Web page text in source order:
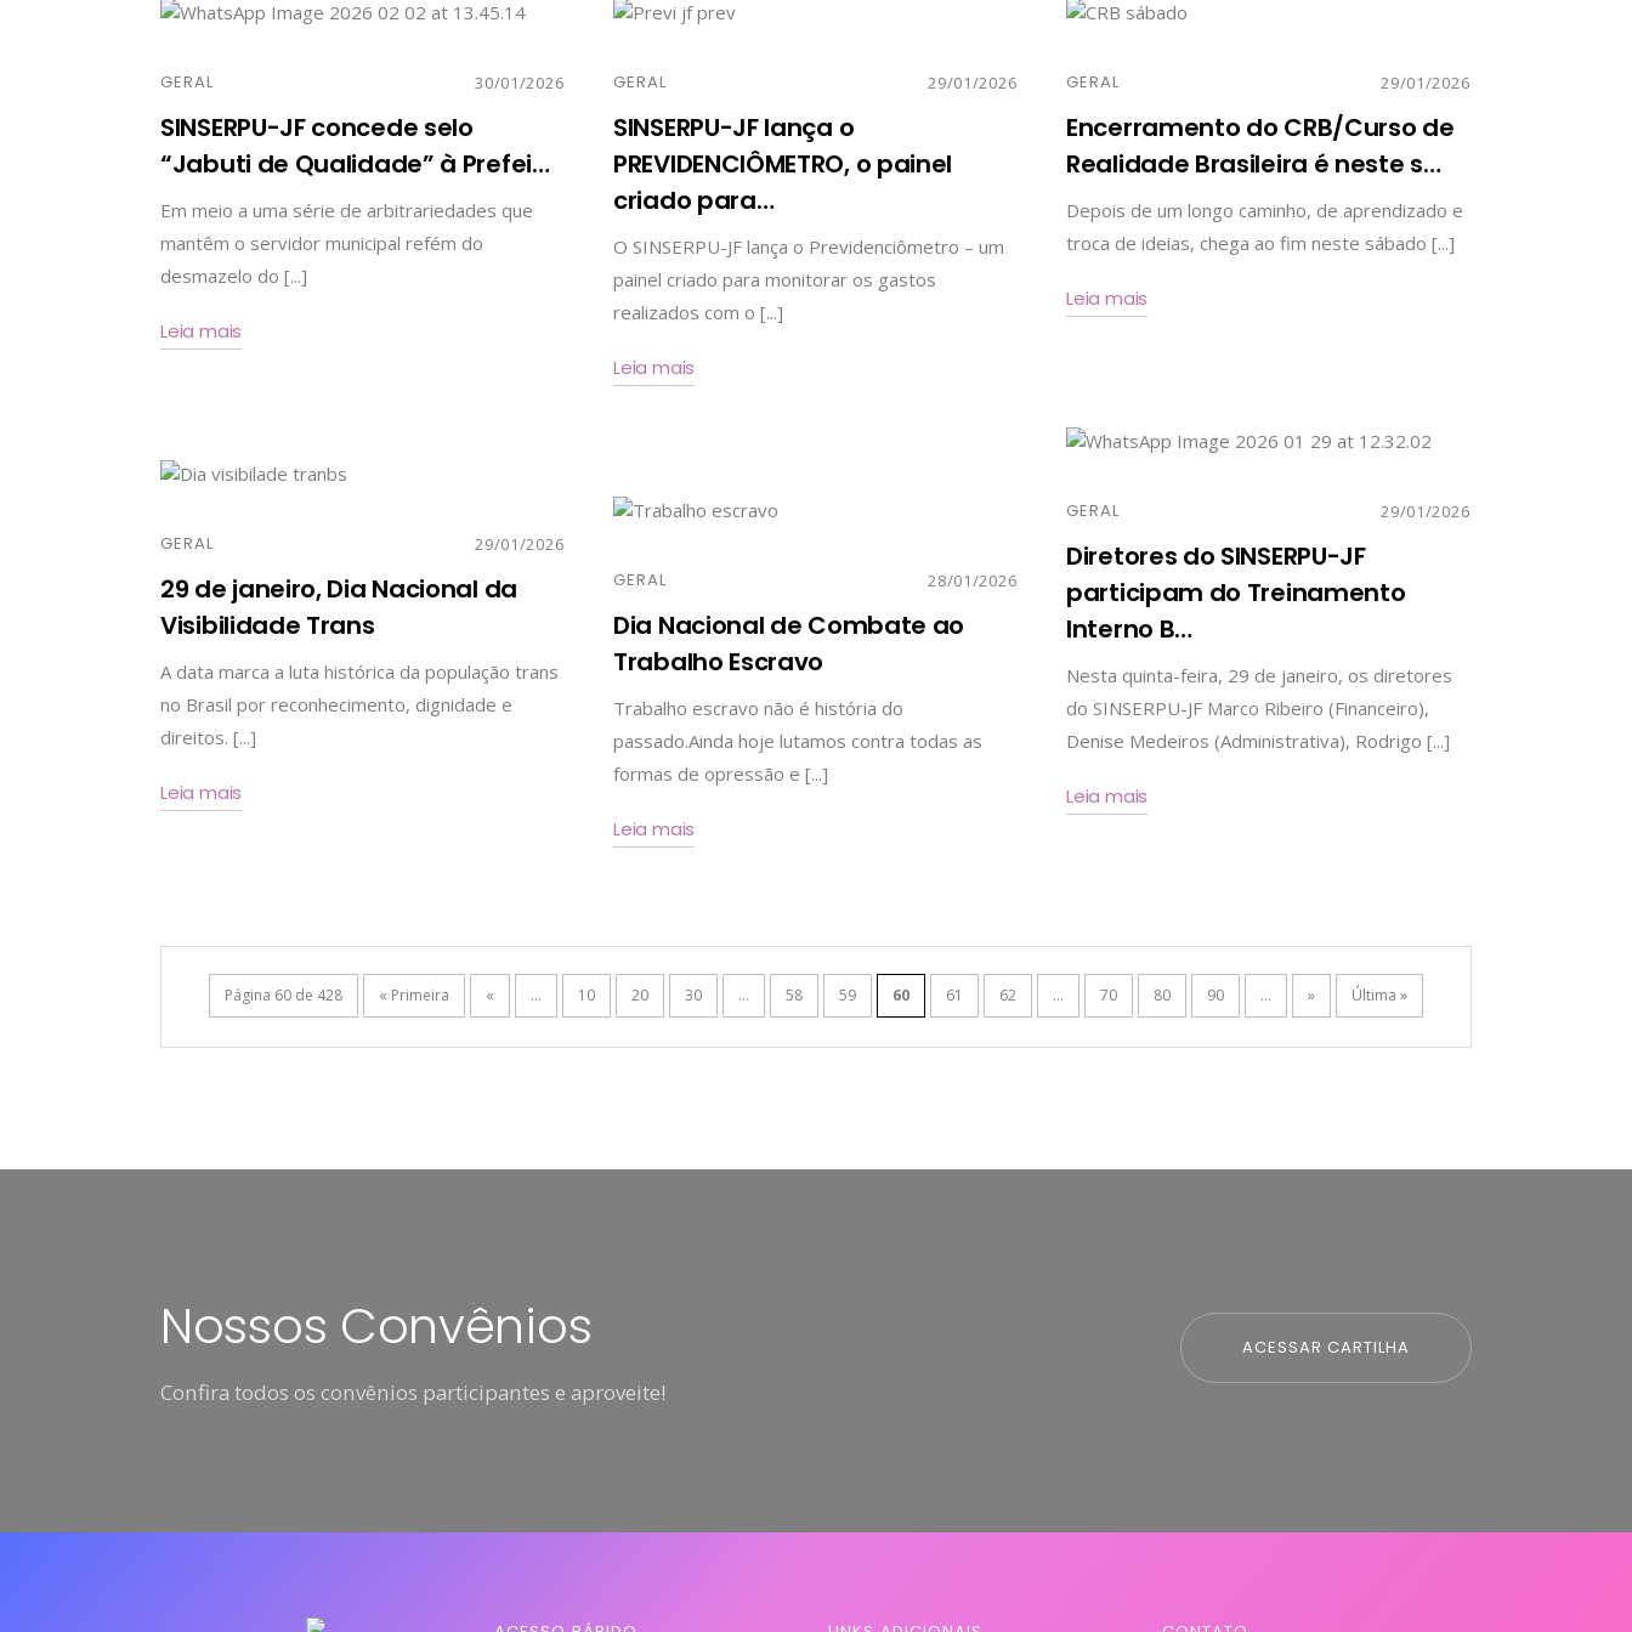
GERAL 30/01/2026
SINSERPU-JF concede selo
“Jabuti de Qualidade” à Prefei…
Em meio a uma série de arbitrariedades que
mantêm o servidor municipal refém do
desmazelo do [...]
Leia mais
GERAL 29/01/2026
SINSERPU-JF lança o
PREVIDENCIÔMETRO, o painel
criado para…
O SINSERPU-JF lança o Previdenciômetro – um
painel criado para monitorar os gastos
realizados com o [...]
Leia mais
GERAL 29/01/2026
Encerramento do CRB/Curso de
Realidade Brasileira é neste s…
Depois de um longo caminho, de aprendizado e
troca de ideias, chega ao fim neste sábado [...]
Leia mais
GERAL 29/01/2026
Diretores do SINSERPU-JF
participam do Treinamento
Interno B…
Nesta quinta-feira, 29 de janeiro, os diretores
do SINSERPU-JF Marco Ribeiro (Financeiro),
Denise Medeiros (Administrativa), Rodrigo [...]
Leia mais
GERAL 29/01/2026
29 de janeiro, Dia Nacional da
Visibilidade Trans
A data marca a luta histórica da população trans
no Brasil por reconhecimento, dignidade e
direitos. [...]
Leia mais
GERAL 28/01/2026
Dia Nacional de Combate ao
Trabalho Escravo
Trabalho escravo não é história do
passado.Ainda hoje lutamos contra todas as
formas de opressão e [...]
Leia mais
Página 60 de 428 « Primeira « ... 10 20 30 ... 58 59 60 61 62 ... 70 80 90 ... » Última »
Nossos Convênios
Confira todos os convênios participantes e aproveite!
ACESSAR CARTILHA